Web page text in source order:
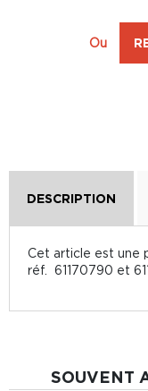
Ou
DESCRIPTION
Cet article est une
réf. 61170790 et
SOUVENT